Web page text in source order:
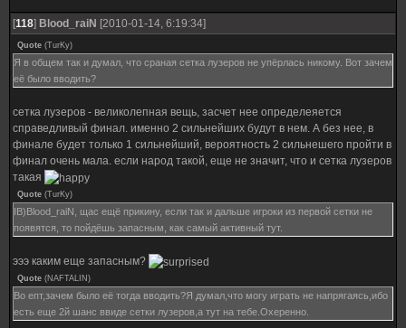
[118] Blood_raiN [2010-01-14, 6:19:34]
Quote (TurKy)
Я в общем так и думал, что сраная сетка лузеров не упёрлась никому. Вот зачем
её было вводить?
сетка лузеров - великолепная вещь, засчет нее определеяется
справедливый финал. именно 2 сильнейших будут в нем. А без нее, в
финале будет только 1 сильнейший, вероятность 2 сильнешего пройти в
финал очень мала. если народ такой, еще не значит, что и сетка лузеров
такая
Quote (TurKy)
IB)Blood_raiN, щас ещё прикину, если так и дальше игроки из первой сетки не
появятся, то пойдёшь запасным, как самый активный тут.
эээ каким еще запасным?
Quote (NAFTALIN )
Во епт,зачем было её тогда вводить?Я думал,что могу играть не напрягаясь,ибо
есть еще 2й шанс ввиде сетки лузеров,а тут на тебе.Охеренно.